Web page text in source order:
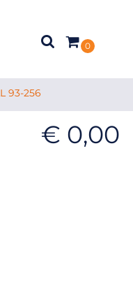
0
93-256
€ 0,00